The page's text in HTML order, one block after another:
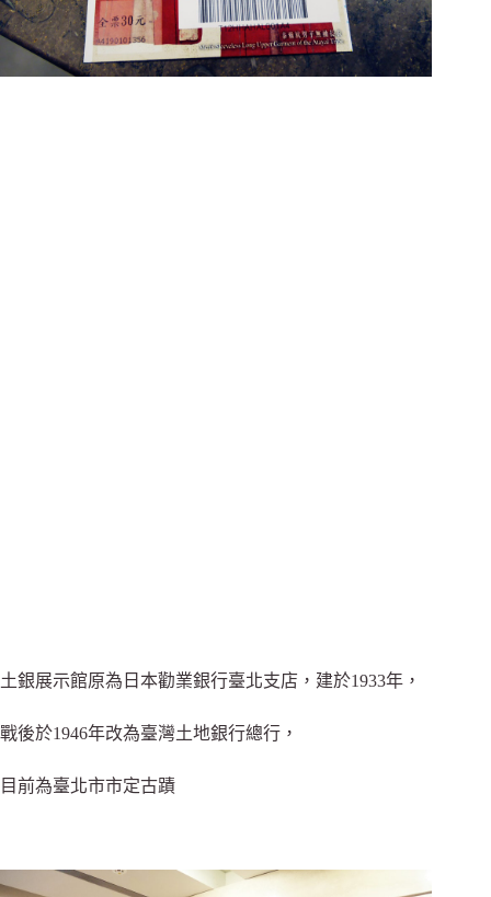
土銀展示館原為日本勸業銀行臺北支店，建於1933年，
戰後於1946年改為臺灣土地銀行總行，
目前為臺北市市定古蹟